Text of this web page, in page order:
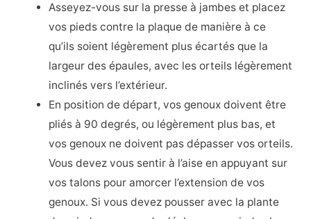
Asseyez-vous sur la presse à jambes et placez
vos pieds contre la plaque de manière à ce
qu’ils soient légèrement plus écartés que la
largeur des épaules, avec les orteils légèrement
inclinés vers l’extérieur.
En position de départ, vos genoux doivent être
pliés à 90 degrés, ou légèrement plus bas, et
vos genoux ne doivent pas dépasser vos orteils.
Vous devez vous sentir à l’aise en appuyant sur
vos talons pour amorcer l’extension de vos
genoux. Si vous devez pousser avec la plante